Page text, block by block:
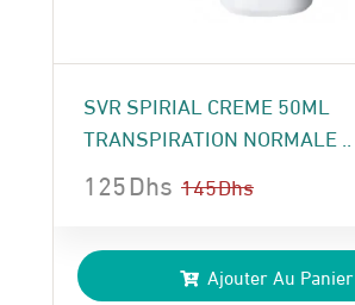
SVR SPIRIAL CREME 50ML
TRANSPIRATION NORMALE ..
145Dhs
prix
initial
125Dhs
prix
actuel
Ajouter Au Panier